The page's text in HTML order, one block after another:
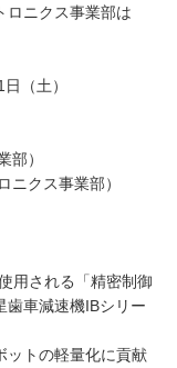
ロニクス事業部は
（土）
部）
ス事業部）
用される「精密制御
歯車減速機IBシリー
ットの軽量化に貢献